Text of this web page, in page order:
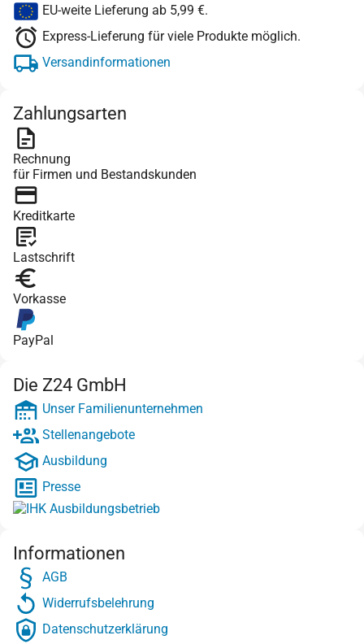
EU-weite Lieferung ab 5,99 €.
Express-Lieferung für viele Produkte möglich.
Versandinformationen
Zahlungsarten
Rechnung
für Firmen und Bestandskunden
Kreditkarte
Lastschrift
Vorkasse
PayPal
Die Z24 GmbH
Unser Familienunternehmen
Stellenangebote
Ausbildung
Presse
Informationen
AGB
Widerrufsbelehrung
Datenschutzerklärung